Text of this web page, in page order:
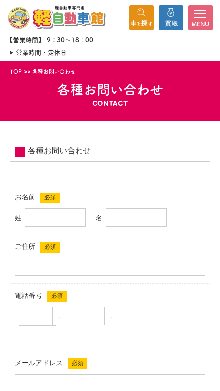
MENU
【営業時間】 9：30～18：00
営業時間・定休日
TOP 各種お問い合わせ
各種お問い合わせ
CONTACT
各種お問い合わせ
お名前 必須
姓 名
ご住所 必須
電話番号 必須
- -
メールアドレス 必須